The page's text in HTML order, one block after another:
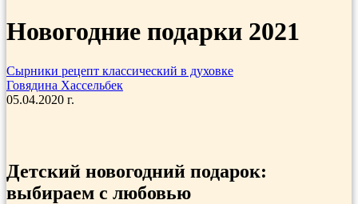
Новогодние подарки 2021
Сырники рецепт классический в духовке
Говядина Хассельбек
05.04.2020 г.
Детский новогодний подарок:
выбираем с любовью